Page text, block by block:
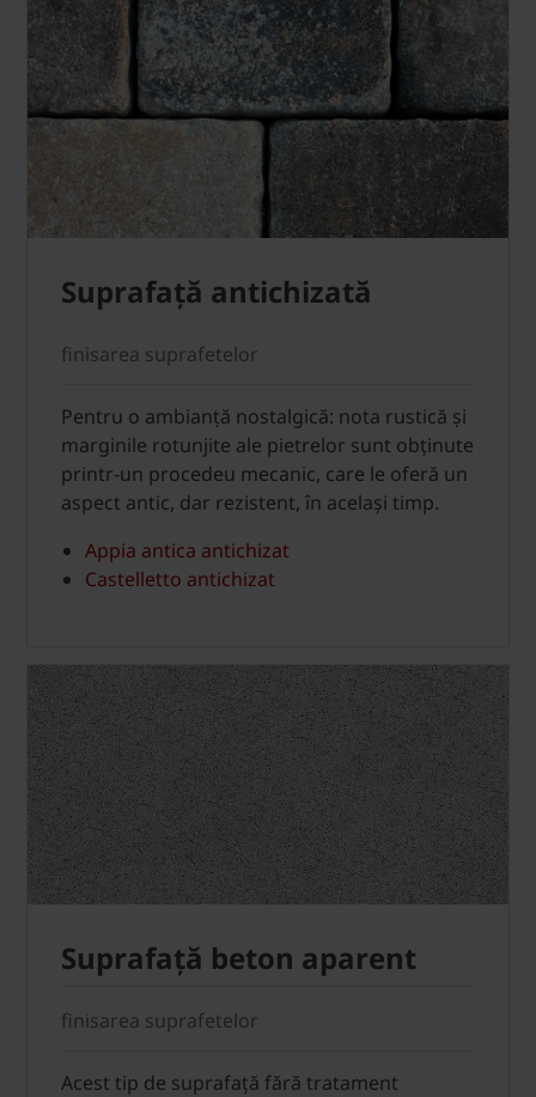
Suprafață antichizată
finisarea suprafetelor
Pentru o ambianță nostalgică: nota rustică și
marginile rotunjite ale pietrelor sunt obținute
printr-un procedeu mecanic, care le oferă un
aspect antic, dar rezistent, în același timp.
Appia antica antichizat
Castelletto antichizat
Suprafață beton aparent
finisarea suprafetelor
Acest tip de suprafață fără tratament